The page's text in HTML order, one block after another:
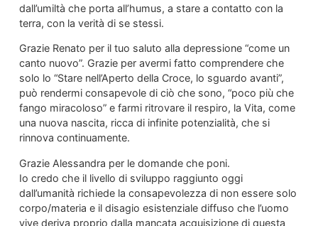
dall’umiltà che porta all’humus, a stare a contatto con la
terra, con la verità di se stessi.
Grazie Renato per il tuo saluto alla depressione “come un
canto nuovo”. Grazie per avermi fatto comprendere che
solo lo “Stare nell’Aperto della Croce, lo sguardo avanti”,
può rendermi consapevole di ciò che sono, “poco più che
fango miracoloso” e farmi ritrovare il respiro, la Vita, come
una nuova nascita, ricca di infinite potenzialità, che si
rinnova continuamente.
Grazie Alessandra per le domande che poni.
Io credo che il livello di sviluppo raggiunto oggi
dall’umanità richiede la consapevolezza di non essere solo
corpo/materia e il disagio esistenziale diffuso che l’uomo
vive deriva proprio dalla mancata acquisizione di questa